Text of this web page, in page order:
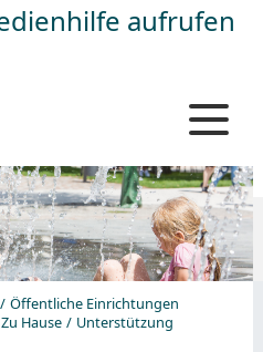
aufrufen
Öffentliche Einrichtungen
Zu Hause
Unterstützung